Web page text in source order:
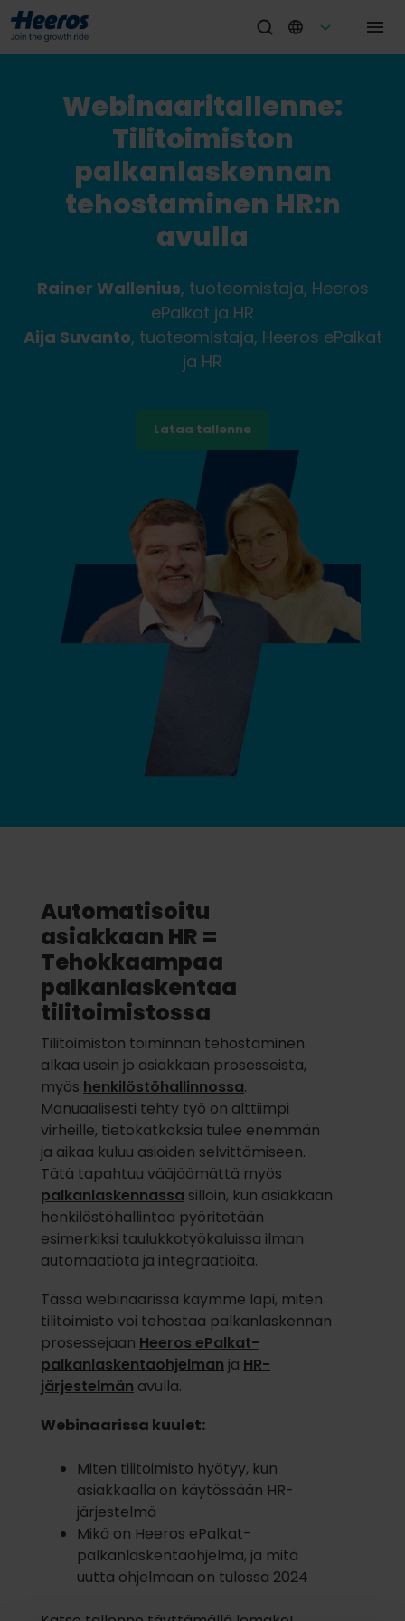
Webinaaritallenne:
Tilitoimiston
palkanlaskennan
tehostaminen HR:n
avulla
Rainer Wallenius, tuoteomistaja, Heeros
ePalkat ja HR
Aija Suvanto, tuoteomistaja, Heeros ePalkat
ja HR
Lataa tallenne
Automatisoitu
asiakkaan HR =
Tehokkaampaa
palkanlaskentaa
tilitoimistossa
Tilitoimiston toiminnan tehostaminen
alkaa usein jo asiakkaan prosesseista,
myös henkilöstöhallinnossa.
Manuaalisesti tehty työ on alttiimpi
virheille, tietokatkoksia tulee enemmän
ja aikaa kuluu asioiden selvittämiseen.
Tätä tapahtuu vääjäämättä myös
palkanlaskennassa silloin, kun asiakkaan
henkilöstöhallintoa pyöritetään
esimerkiksi taulukkotyökaluissa ilman
automaatiota ja integraatioita.
Tässä webinaarissa käymme läpi, miten
tilitoimisto voi tehostaa palkanlaskennan
prosessejaan Heeros ePalkat-
palkanlaskentaohjelman ja HR-
järjestelmän avulla.
Webinaarissa kuulet:
Miten tilitoimisto hyötyy, kun
asiakkaalla on käytössään HR-
järjestelmä
Mikä on Heeros ePalkat-
palkanlaskentaohjelma, ja mitä
uutta ohjelmaan on tulossa 2024